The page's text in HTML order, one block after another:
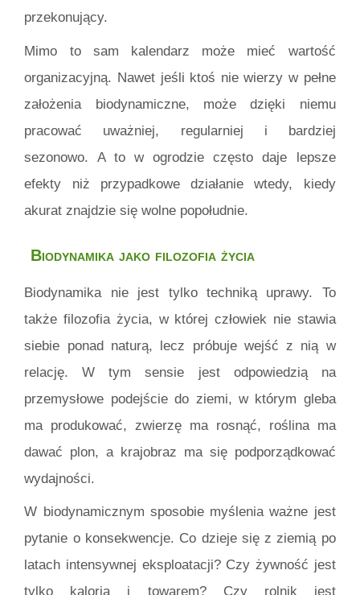
przekonujący.
Mimo to sam kalendarz może mieć wartość
organizacyjną. Nawet jeśli ktoś nie wierzy w pełne
założenia biodynamiczne, może dzięki niemu
pracować uważniej, regularniej i bardziej
sezonowo. A to w ogrodzie często daje lepsze
efekty niż przypadkowe działanie wtedy, kiedy
akurat znajdzie się wolne popołudnie.
Biodynamika jako filozofia życia
Biodynamika nie jest tylko techniką uprawy. To
także filozofia życia, w której człowiek nie stawia
siebie ponad naturą, lecz próbuje wejść z nią w
relację. W tym sensie jest odpowiedzią na
przemysłowe podejście do ziemi, w którym gleba
ma produkować, zwierzę ma rosnąć, roślina ma
dawać plon, a krajobraz ma się podporządkować
wydajności.
W biodynamicznym sposobie myślenia ważne jest
pytanie o konsekwencje. Co dzieje się z ziemią po
latach intensywnej eksploatacji? Czy żywność jest
tylko kalorią i towarem? Czy rolnik jest